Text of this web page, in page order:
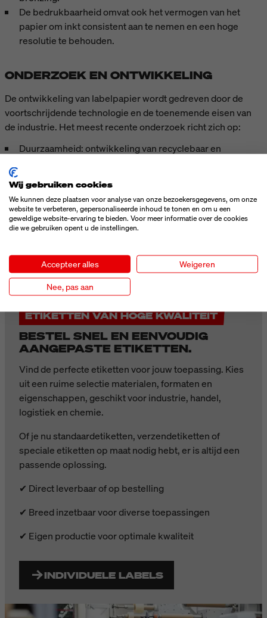
De bedrukbaarheid omvat ook het vermogen van het
papier om inkt consistent aan te nemen en een hoge
resolutie te behouden.
ONDERZOEK EN ONTWIKKELING
De ontwikkeling van labelpapier wordt gedreven door de
voortschrijdende technologie en de toenemende eisen van
de industrie. Het meest recente onderzoek richt zich op:
Duurzaamheid: ontwikkeling van recyclebaar en
de chemische als mechanische weerstand verhogen.
Integratie van slimme functies: Integratie van RFID-
chips of op sensoren gebaseerde technologieën in
labelpapier.
ETIKETTEN VAN HOGE KWALITEIT
BESTEL SNEL EN EENVOUDIG
AANGEPASTE ETIKETTEN.
Vind de perfecte etiketten voor jouw toepassing. Kies
uit een ruime selectie materialen, formaten en
eigenschappen, geschikt voor industrie, handel,
logistiek en chemie.
Of je nu standaardetiketten, verzendetiketten of
speciale etiketten op maat nodig hebt, er is altijd een
passende oplossing.
✔ Direct leverbaar of op bestelling
✔ Breed inzetbaar voor diverse toepassingen
✔ Eigen productie voor optimale kwaliteit
INDIVIDUELE LABELS
Wij gebruiken cookies
We kunnen deze plaatsen voor analyse van onze bezoekersgegevens, om onze
website te verbeteren, gepersonaliseerde inhoud te tonen en om u een
geweldige website-ervaring te bieden. Voor meer informatie over de cookies
die we gebruiken opent u de instellingen.
Accepteer alles Weigeren
Nee, pas aan